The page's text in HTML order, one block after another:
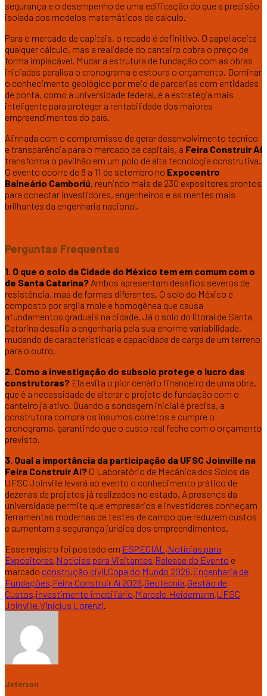
segurança e o desempenho de uma edificação do que a precisão
isolada dos modelos matemáticos de cálculo.
Para o mercado de capitais, o recado é definitivo. O papel aceita
qualquer cálculo, mas a realidade do canteiro cobra o preço de
forma implacável. Mudar a estrutura de fundação com as obras
iniciadas paralisa o cronograma e estoura o orçamento. Dominar
o conhecimento geológico por meio de parcerias com entidades
de ponta, como a universidade federal, é a estratégia mais
inteligente para proteger a rentabilidade dos maiores
empreendimentos do país.
Alinhada com o compromisso de gerar desenvolvimento técnico
e transparência para o mercado de capitais, a Feira Construir Aí
transforma o pavilhão em um polo de alta tecnologia construtiva.
O evento ocorre de 8 a 11 de setembro no Expocentro
Balneário Camboriú, reunindo mais de 230 expositores prontos
para conectar investidores, engenheiros e as mentes mais
brilhantes da engenharia nacional.
Perguntas Frequentes
1. O que o solo da Cidade do México tem em comum com o
de Santa Catarina? Ambos apresentam desafios severos de
resistência, mas de formas diferentes. O solo do México é
composto por argila mole e homogênea que causa
afundamentos graduais na cidade. Já o solo do litoral de Santa
Catarina desafia a engenharia pela sua enorme variabilidade,
mudando de características e capacidade de carga de um terreno
para o outro.
2. Como a investigação do subsolo protege o lucro das
construtoras? Ela evita o pior cenário financeiro de uma obra,
que é a necessidade de alterar o projeto de fundação com o
canteiro já ativo. Quando a sondagem inicial é precisa, a
construtora compra os insumos corretos e cumpre o
cronograma, garantindo que o custo real feche com o orçamento
previsto.
3. Qual a importância da participação da UFSC Joinville na
Feira Construir Aí? O Laboratório de Mecânica dos Solos da
UFSC Joinville levará ao evento o conhecimento prático de
dezenas de projetos já realizados no estado. A presença da
universidade permite que empresários e investidores conheçam
ferramentas modernas de testes de campo que reduzem custos
e aumentam a segurança jurídica dos empreendimentos.
Esse registro foi postado em ESPECIAL ,Notícias para
Expositores,Notícias para Visitantes,Release do Evento e
marcado construção civil,Copa do Mundo 2026,Engenharia de
Fundações,Feira Construir Aí 2026,Geotecnia,Gestão de
Custos,investimento imobiliário,Marcelo Heidemann,UFSC
Joinville,Vinicius Lorenzi.
Jeferson